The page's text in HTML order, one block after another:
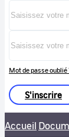
Mot de passe oublié
S'inscrire
Accueil